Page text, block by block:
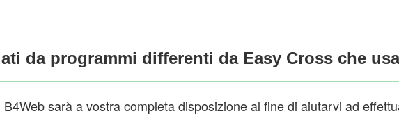
da programmi differenti da Easy Cross che
sarà a vostra completa disposizione al fine di aiutarvi ad